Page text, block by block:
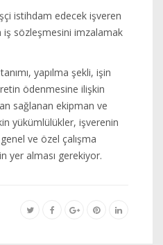
istihdam edecek işveren
iş sözleşmesini imzalamak
yapılma şekli, işin
ödenmesine ilişkin
sağlanan ekipman ve
yükümlülükler, işverenin
ve özel çalışma
yer alması gerekiyor.